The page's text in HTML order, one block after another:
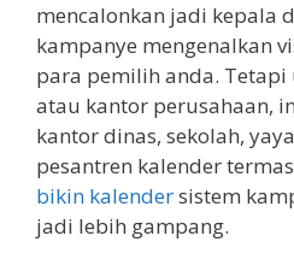
mencalonkan jadi kepala
kampanye mengenalkan
para pemilih anda.
atau kantor perusahaan,
kantor dinas, sekolah,
pesantren kalender
bikin kalendersistem
jadi lebih gampang.